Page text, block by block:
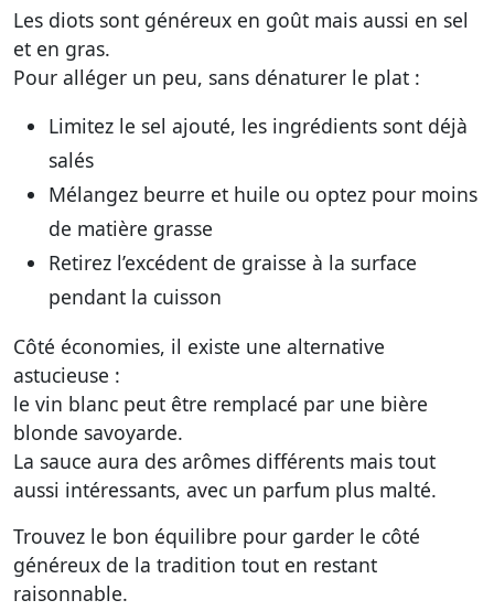
Les diots sont généreux en goût mais aussi en sel
et en gras.
Pour alléger un peu, sans dénaturer le plat :
Limitez le sel ajouté, les ingrédients sont déjà
salés
Mélangez beurre et huile ou optez pour moins
de matière grasse
Retirez l’excédent de graisse à la surface
pendant la cuisson
Côté économies, il existe une alternative
astucieuse :
le vin blanc peut être remplacé par une bière
blonde savoyarde.
La sauce aura des arômes différents mais tout
aussi intéressants, avec un parfum plus malté.
Trouvez le bon équilibre pour garder le côté
généreux de la tradition tout en restant
raisonnable.